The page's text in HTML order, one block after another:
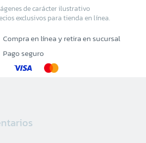
de carácter ilustrativo
exclusivos para tienda en línea.
Compra en línea y retira en sucursal
Pago seguro